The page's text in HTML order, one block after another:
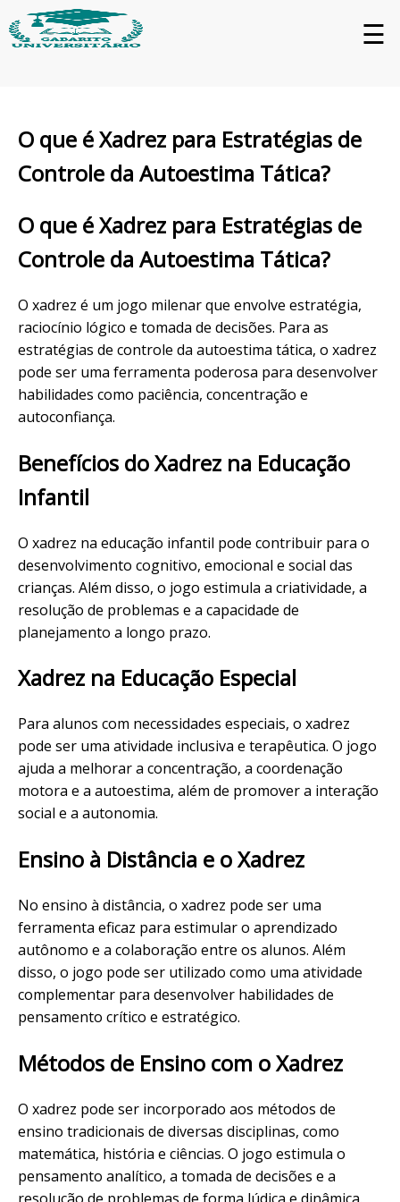
☰
O que é Xadrez para Estratégias de
Controle da Autoestima Tática?
O que é Xadrez para Estratégias de
Controle da Autoestima Tática?
O xadrez é um jogo milenar que envolve estratégia,
raciocínio lógico e tomada de decisões. Para as
estratégias de controle da autoestima tática, o xadrez
pode ser uma ferramenta poderosa para desenvolver
habilidades como paciência, concentração e
autoconfiança.
Benefícios do Xadrez na Educação
Infantil
O xadrez na educação infantil pode contribuir para o
desenvolvimento cognitivo, emocional e social das
crianças. Além disso, o jogo estimula a criatividade, a
resolução de problemas e a capacidade de
planejamento a longo prazo.
Xadrez na Educação Especial
Para alunos com necessidades especiais, o xadrez
pode ser uma atividade inclusiva e terapêutica. O jogo
ajuda a melhorar a concentração, a coordenação
motora e a autoestima, além de promover a interação
social e a autonomia.
Ensino à Distância e o Xadrez
No ensino à distância, o xadrez pode ser uma
ferramenta eficaz para estimular o aprendizado
autônomo e a colaboração entre os alunos. Além
disso, o jogo pode ser utilizado como uma atividade
complementar para desenvolver habilidades de
pensamento crítico e estratégico.
Métodos de Ensino com o Xadrez
O xadrez pode ser incorporado aos métodos de
ensino tradicionais de diversas disciplinas, como
matemática, história e ciências. O jogo estimula o
pensamento analítico, a tomada de decisões e a